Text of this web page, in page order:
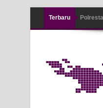
Terbaru